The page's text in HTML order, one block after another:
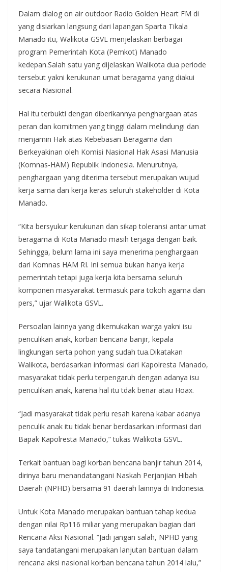
Dalam dialog on air outdoor Radio Golden Heart FM di
yang disiarkan langsung dari lapangan Sparta Tikala
Manado itu, Walikota GSVL menjelaskan berbagai
program Pemerintah Kota (Pemkot) Manado
kedepan.Salah satu yang dijelaskan Walikota dua periode
tersebut yakni kerukunan umat beragama yang diakui
secara Nasional.
Hal itu terbukti dengan diberikannya penghargaan atas
peran dan komitmen yang tinggi dalam melindungi dan
menjamin Hak atas Kebebasan Beragama dan
Berkeyakinan oleh Komisi Nasional Hak Asasi Manusia
(Komnas-HAM) Republik Indonesia. Menurutnya,
penghargaan yang diterima tersebut merupakan wujud
kerja sama dan kerja keras seluruh stakeholder di Kota
Manado.
“Kita bersyukur kerukunan dan sikap toleransi antar umat
beragama di Kota Manado masih terjaga dengan baik.
Sehingga, belum lama ini saya menerima penghargaan
dari Komnas HAM RI. Ini semua bukan hanya kerja
pemerintah tetapi juga kerja kita bersama seluruh
komponen masyarakat termasuk para tokoh agama dan
pers,” ujar Walikota GSVL.
Persoalan lainnya yang dikemukakan warga yakni isu
penculikan anak, korban bencana banjir, kepala
lingkungan serta pohon yang sudah tua.Dikatakan
Walikota, berdasarkan informasi dari Kapolresta Manado,
masyarakat tidak perlu terpengaruh dengan adanya isu
penculikan anak, karena hal itu tdak benar atau Hoax.
“Jadi masyarakat tidak perlu resah karena kabar adanya
penculik anak itu tidak benar berdasarkan informasi dari
Bapak Kapolresta Manado,” tukas Walikota GSVL.
Terkait bantuan bagi korban bencana banjir tahun 2014,
dirinya baru menandatangani Naskah Perjanjian Hibah
Daerah (NPHD) bersama 91 daerah lainnya di Indonesia.
Untuk Kota Manado merupakan bantuan tahap kedua
dengan nilai Rp116 miliar yang merupakan bagian dari
Rencana Aksi Nasional. “Jadi jangan salah, NPHD yang
saya tandatangani merupakan lanjutan bantuan dalam
rencana aksi nasional korban bencana tahun 2014 lalu,”